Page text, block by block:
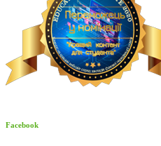
Facebook